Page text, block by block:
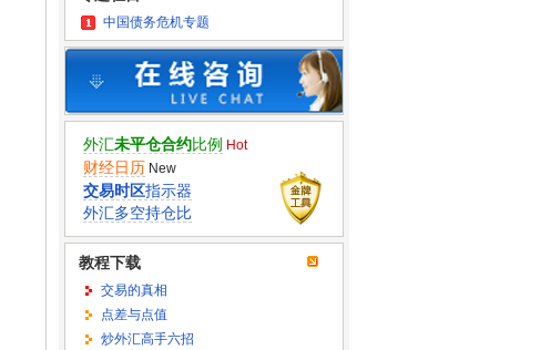
中国债务危机专题
外汇未平仓合约比例 Hot
财经日历 New
交易时区指示器
外汇多空持仓比
教程下载
交易的真相
点差与点值
炒外汇高手六招